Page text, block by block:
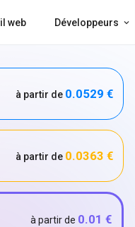
web Développeurs
à partir de 0.0529 €
à partir de 0.0363 €
à partir de 0.01 €